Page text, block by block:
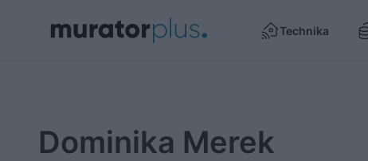
Technika
Dominika Merek